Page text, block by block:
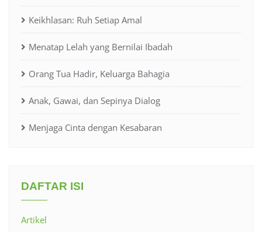
Keikhlasan: Ruh Setiap Amal
Menatap Lelah yang Bernilai Ibadah
Orang Tua Hadir, Keluarga Bahagia
Anak, Gawai, dan Sepinya Dialog
Menjaga Cinta dengan Kesabaran
DAFTAR ISI
Artikel